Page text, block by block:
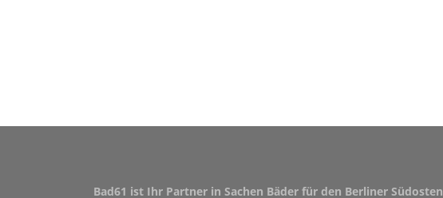
Bad61 ist Ihr Partner in Sachen Bäder für den Berliner Südosten